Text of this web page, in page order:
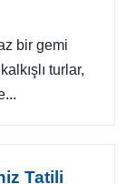
bir gemi
turlar,
Tatili